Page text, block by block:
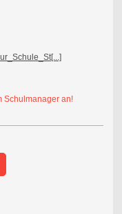
Schulmanager an!